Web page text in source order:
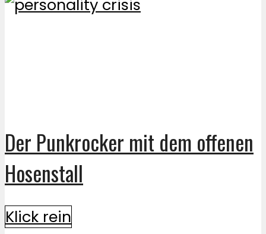
Der Punkrocker mit dem offenen
Hosenstall
Klick rein